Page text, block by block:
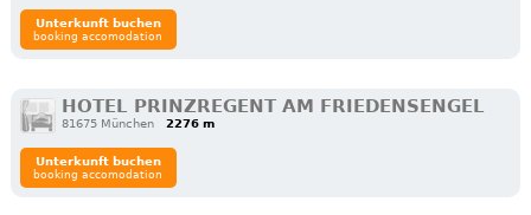
Unterkunft buchen
booking accomodation
HOTEL PRINZREGENT AM FRIEDENSENGEL
81675 München 2276 m
Unterkunft buchen
booking accomodation